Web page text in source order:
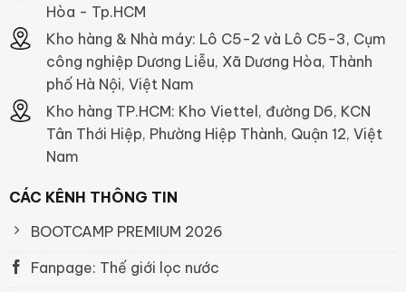
Hòa - Tp.HCM
Kho hàng & Nhà máy: Lô C5-2 và Lô C5-3, Cụm
công nghiệp Dương Liễu, Xã Dương Hòa, Thành
phố Hà Nội, Việt Nam
Kho hàng TP.HCM: Kho Viettel, đường D6, KCN
Tân Thới Hiệp, Phường Hiệp Thành, Quận 12, Việt
Nam
CÁC KÊNH THÔNG TIN
BOOTCAMP PREMIUM 2026
Fanpage: Thế giới lọc nước